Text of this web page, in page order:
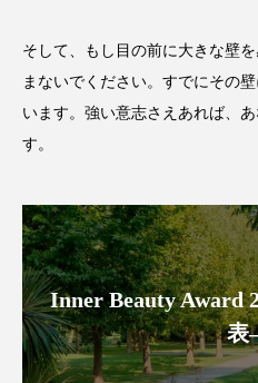
そして、もし目の前に大きな壁
まないでください。すでにその
います。強い意志さえあれば、
す。
Inner Beauty